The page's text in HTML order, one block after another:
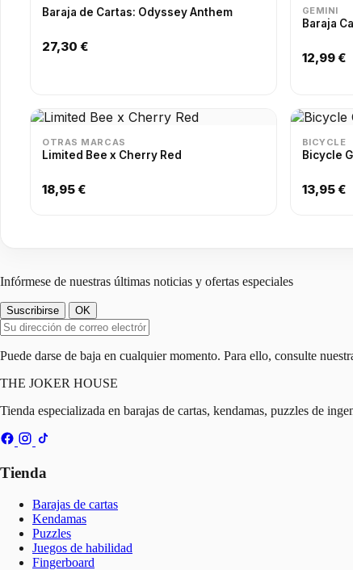
Baraja de Cartas: Odyssey Anthem
27,30 €
GEMINI
Baraja
12,99 €
OTRAS MARCAS
Limited Bee x Cherry Red
18,95 €
BICYCLE
Bicycle
13,95 €
Infórmese de nuestras últimas noticias y ofertas especiales
Puede darse de baja en cualquier momento. Para ello, consulte
THE JOKER HOUSE
Tienda especializada en barajas de cartas, kendamas, puzzles de
Tienda
Barajas de cartas
Kendamas
Puzzles
Juegos de habilidad
Fingerboard